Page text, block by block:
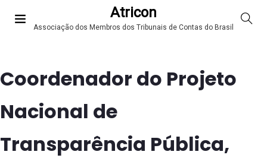
Atricon
Associação dos Membros dos Tribunais de Contas do Brasil
Coordenador do Projeto
Nacional de
Transparência Pública,